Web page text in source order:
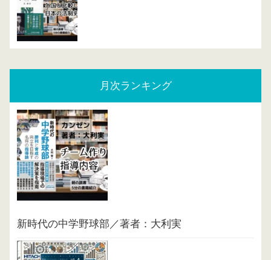
月次ランキング
新時代の中学野球部／著者：大利実